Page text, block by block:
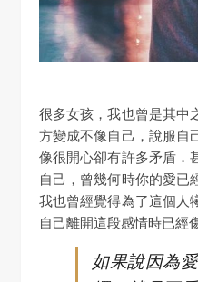
很多女孩，我也曾是其中
方變成不像自己，說服自
像很開心卻有許多矛盾．
自己，曾幾何時你的愛已
我也曾經覺得為了這個人
自己離開這段感情時已經
如果說因為